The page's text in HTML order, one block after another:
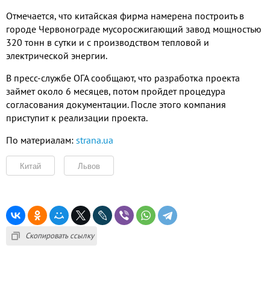
Отмечается, что китайская фирма намерена построить в
городе Червонограде мусоросжигающий завод мощностью
320 тонн в сутки и с производством тепловой и
электрической энергии.
В пресс-службе ОГА сообщают, что разработка проекта
займет около 6 месяцев, потом пройдет процедура
согласования документации. После этого компания
приступит к реализации проекта.
По материалам: strana.ua
Китай Львов
Скопировать ссылку